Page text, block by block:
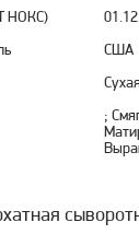
НОКС)
США
;